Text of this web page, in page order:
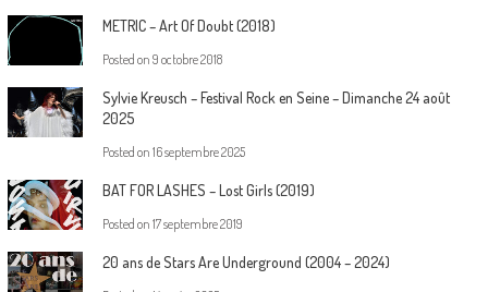
METRIC – Art Of Doubt (2018)
Posted on 9 octobre 2018
Sylvie Kreusch – Festival Rock en Seine – Dimanche 24 août
2025
Posted on 16 septembre 2025
BAT FOR LASHES – Lost Girls (2019)
Posted on 17 septembre 2019
20 ans de Stars Are Underground (2004 – 2024)